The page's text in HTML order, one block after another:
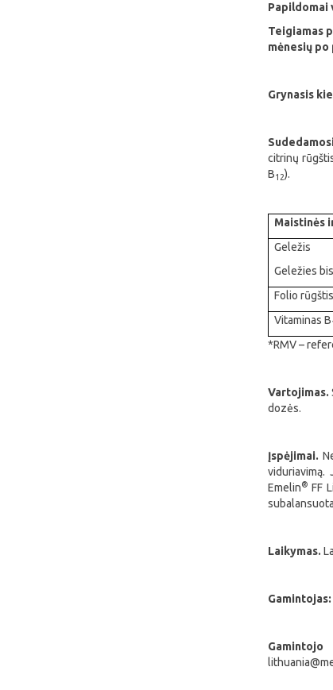
Teigiamas
mėnesių
Grynasis
citrinų
B12).
Maistinės
Geležis
Geležies
Folio rūgštis
Vitaminas B
*RMV –
Vartojimas.
dozės.
Įspėjimai.
Emelin® FF
Laikymas.
Gamintojas: